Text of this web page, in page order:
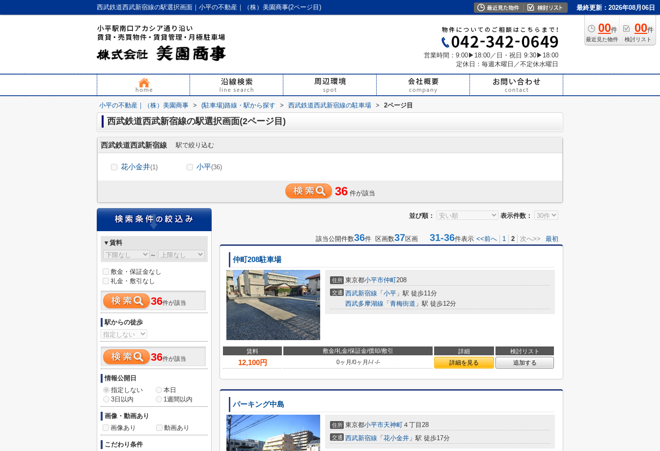
西武鉄道西武新宿線の駅選択画面｜小平の不動産｜（株）美園商事(2ページ目) 最終更新：2026年08月06日
00件
最近見た物件
00件
検討リスト
営業時間：9:00▶18:00／日・祝日 9:30▶18:00
定休日：毎週木曜日／不定休水曜日
小平の不動産｜（株）美園商事 > (駐車場)路線・駅から探す > 西武鉄道西武新宿線の駐車場 > 2ページ目
西武鉄道西武新宿線の駅選択画面(2ページ目)
西武鉄道西武新宿線 駅で絞り込む
花小金井(1) 小平(36)
36 件が該当
並び順： 表示件数：
該当公開件数36件 区画数37区画 31-36件表示 <<前へ 1 2 次へ>> 最初
仲町208駐車場
住所 東京都小平市仲町208
交通 西武新宿線 「 小平 」駅 徒歩11分
西武多摩湖線 「 青梅街道 」駅 徒歩12分
賃料 敷金/礼金/保証金/償却/敷引 詳細 検討リスト
12,100円 0ヶ月 /0ヶ月 /-/-/- 詳細を見る 追加する
パーキング中島
住所 東京都小平市天神町 ４丁目28
交通 西武新宿線 「 花小金井 」駅 徒歩17分
▼賃料
～
敷金・保証金なし
礼金・敷引なし
36件が該当
駅からの徒歩
36件が該当
情報公開日
指定しない
本日
3日以内
1週間以内
画像・動画あり
画像あり
動画あり
こだわり条件